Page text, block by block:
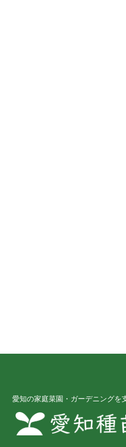
愛知の家庭菜園・ガーデニングを